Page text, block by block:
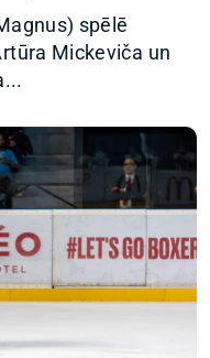
spēlē
Mickeviča un